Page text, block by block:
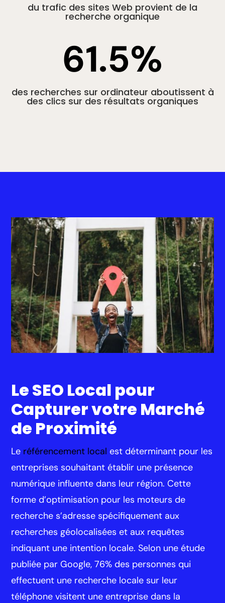
du trafic des sites Web provient de la
recherche organique
61.5%
des recherches sur ordinateur aboutissent à
des clics sur des résultats organiques
Le SEO Local pour
Capturer votre Marché
de Proximité
Le référencement local est déterminant pour les
entreprises souhaitant établir une présence
numérique influente dans leur région. Cette
forme d’optimisation pour les moteurs de
recherche s’adresse spécifiquement aux
recherches géolocalisées et aux requêtes
indiquant une intention locale. Selon une étude
publiée par Google, 76% des personnes qui
effectuent une recherche locale sur leur
téléphone visitent une entreprise dans la